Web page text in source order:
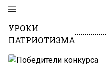
УРОКИ
ПАТРИОТИЗМА